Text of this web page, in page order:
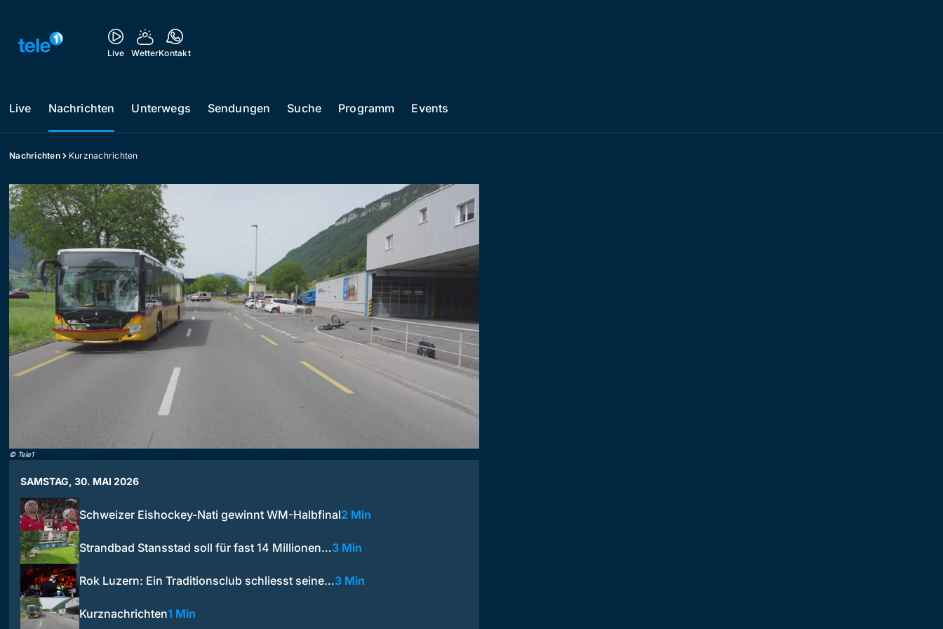
Live WetterKontakt
Live Nachrichten Unterwegs Sendungen Suche Programm Events
Nachrichten Kurznachrichten
© Tele1
SAMSTAG, 30. MAI 2026
Schweizer Eishockey-Nati gewinnt WM-Halbfinal2 Min
Strandbad Stansstad soll für fast 14 Millionen…3 Min
Rok Luzern: Ein Traditionsclub schliesst seine…3 Min
Kurznachrichten1 Min